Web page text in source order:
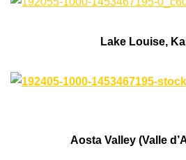
Lake Louise,
Aosta Valley (Valle